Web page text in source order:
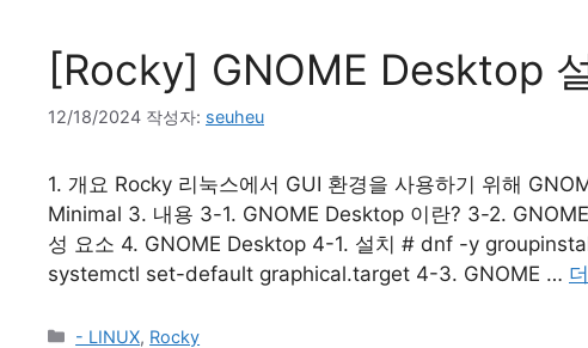
[Rocky] GNOME Desktop
12/18/2024 작성자: seuheu
1. 개요 Rocky 리눅스에서 GUI 환경을 사용하기 위해
Minimal 3. 내용 3-1. GNOME Desktop 이란? 3-2.
성 요소 4. GNOME Desktop 4-1. 설치 # dnf -y
systemctl set-default graphical.target 4-3. GNOME …
카
- LINUX, Rocky